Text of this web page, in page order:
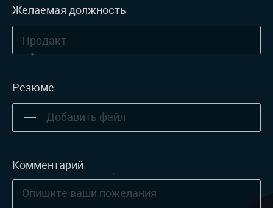
Желаемая должность
Резюме
Добавить файл
Комментарий